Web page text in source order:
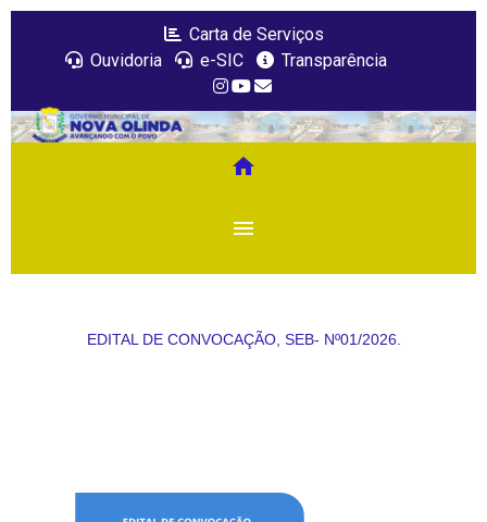
Carta de Serviços
Ouvidoria
e-SIC Transparência
menu
home
EDITAL DE CONVOCAÇÃO, SEB- Nº01/2026.